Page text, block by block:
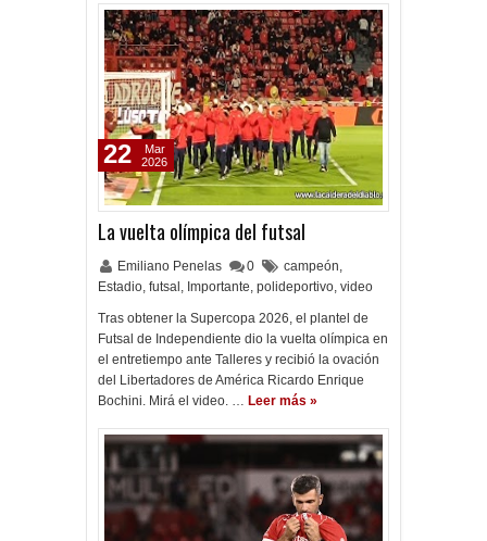
La vuelta olímpica del futsal
Emiliano Penelas 0 campeón,
Estadio, futsal , Importante, polideportivo, video
Tras obtener la Supercopa 2026, el plantel de
Futsal de Independiente dio la vuelta olímpica en
el entretiempo ante Talleres y recibió la ovación
del Libertadores de América Ricardo Enrique
Bochini. Mirá el video. … Leer más »
22
Mar
2026